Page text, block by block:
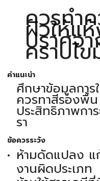
ควรทำ
ผิวให้แ
ปราศจ
คราบไ
คำแนะนำ
ศึกษาข้อมูลการ
ควรทาสีรองพื้
ประสิทธิภาพกา
รา
ข้อควรระวัง
ห้ามดัดแปลง แ
งานผิดประเภท